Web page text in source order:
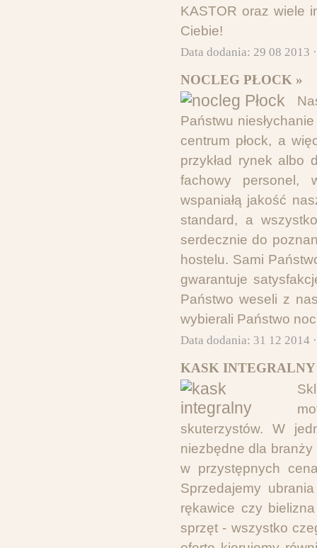
KASTOR oraz wiele
Ciebie!
Data dodania: 29 08 2013
NOCLEG PŁOCK »
Państwu
centrum płock, a
przykład rynek albo
fachowy personel,
wspaniałą jakość
standard, a
serdecznie do
hostelu. Sami
gwarantuje
Państwo weseli z
wybierali Państwo
Data dodania: 31 12 2014
KASK INTEGRALNY
skuterzystów. W
niezbędne dla branży
w przystępnych
Sprzedajemy
rękawice czy
sprzęt - wszystko